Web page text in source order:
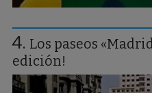
Los paseos
edición!